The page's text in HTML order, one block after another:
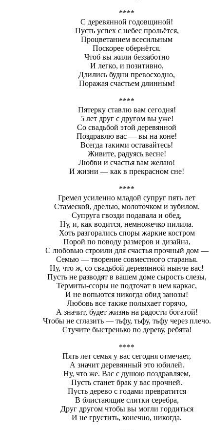
****
С деревянной годовщиной!
Пусть успех с небес прольётся,
Процветанием всесильным
Поскорее обернётся.
Чтоб вы жили беззаботно
И легко, и позитивно,
Длились будни превосходно,
Поражая счастьем длинным!
****
Пятерку ставлю вам сегодня!
5 лет друг с другом вы уже!
Со свадьбой этой деревянной
Поздравлю вас — вы на коне!
Всегда такими оставайтесь!
Живите, радуясь весне!
Любви и счастья вам желаю!
И жизни — как в прекрасном сне!
****
Гремел усиленно младой супруг пять лет
Стамеской, дрелью, молоточком и зубилом.
Супруга гвозди подавала и обед,
Ну, и, как водится, немножечко пилила.
Хоть разгорались споры жаркие костром
Порой по поводу размеров и дизайна,
С любовью строили для счастья прочный дом —
Семью — творение совместного старанья.
Ну, что ж, со свадьбой деревянной нынче вас!
Пусть не разводят в вашем доме сырость слезы,
Термиты-ссоры не подточат в нем каркас,
И не вопьются никогда обид занозы!
Любовь все также полыхает горячо,
А значит, будет жизнь на радости богатой!
Чтобы не сглазить — тьфу, тьфу, тьфу через плечо.
Стучите быстренько по дереву, ребята!
****
Пять лет семья у вас сегодня отмечает,
А значит деревянный это юбилей.
Ну, что же. Вас с душою поздравляем,
Пусть станет брак у вас прочней.
Пусть дерево с годами превратится
В блистающие слитки серебра,
Друг другом чтобы вы могли гордиться
И не грустить, конечно, никогда.